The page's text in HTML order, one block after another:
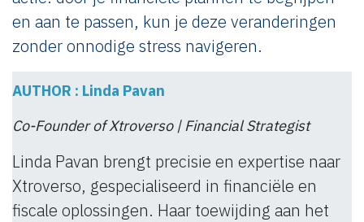
en aan te passen, kun je deze veranderingen
zonder onnodige stress navigeren.
AUTHOR : Linda Pavan
Co-Founder of Xtroverso | Financial Strategist
Linda Pavan brengt precisie en expertise naar
Xtroverso, gespecialiseerd in financiële en
fiscale oplossingen. Haar toewijding aan het